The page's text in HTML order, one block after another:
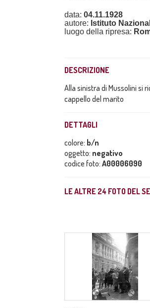
data: 04.11.1928
autore: Istituto
luogo della ripresa:
DESCRIZIONE
Alla sinistra di Mussolini si
cappello del marito
DETTAGLI
colore: b/n
oggetto: negativo
codice foto: A00006090
LE ALTRE 24 FOTO DEL